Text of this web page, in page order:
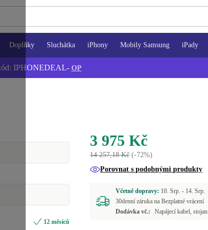
Doplňky Sluchátka iPhony Mobily Samsung iPady
IPHONEDEAL- OP
12 měsíců
3 975 Kč
14 257,18 Kč(-72%)
Porovnat s podobnými produkty
Včetně dopravy: 10. Srp. - 14. Srp.
30denní záruka na Bezplatné vrácení
Dodávka vč.:
Napájecí kabel, stojan